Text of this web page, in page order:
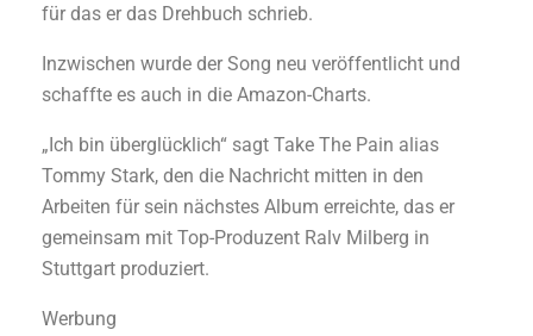
für das er das Drehbuch schrieb.
Inzwischen wurde der Song neu veröffentlicht und
schaffte es auch in die Amazon-Charts.
„Ich bin überglücklich“ sagt Take The Pain alias
Tommy Stark, den die Nachricht mitten in den
Arbeiten für sein nächstes Album erreichte, das er
gemeinsam mit Top-Produzent Ralv Milberg in
Stuttgart produziert.
Werbung